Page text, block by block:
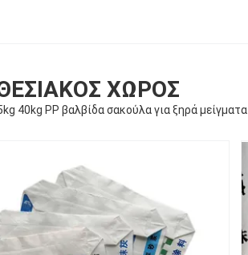
ΧΏΡΟΣ
40kg PP βαλβίδα σακούλα για ξηρά μείγματα